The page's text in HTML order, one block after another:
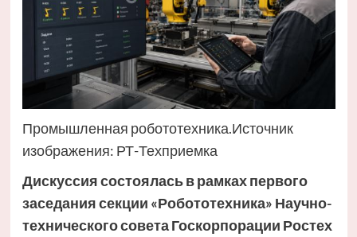
Промышленная робототехника.Источник
изображения: РТ-Техприемка
Дискуссия состоялась в рамках первого
заседания секции «Робототехника» Научно-
технического совета Госкорпорации Ростех